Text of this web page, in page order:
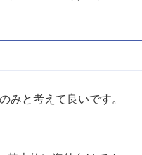
のみと考えて良いです。